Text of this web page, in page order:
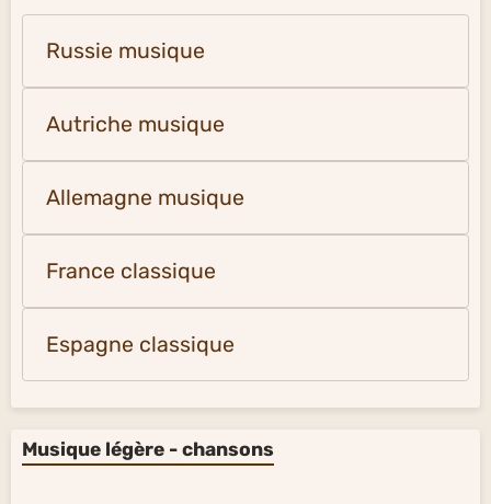
Russie musique
Autriche musique
Allemagne musique
France classique
Espagne classique
Musique légère - chansons